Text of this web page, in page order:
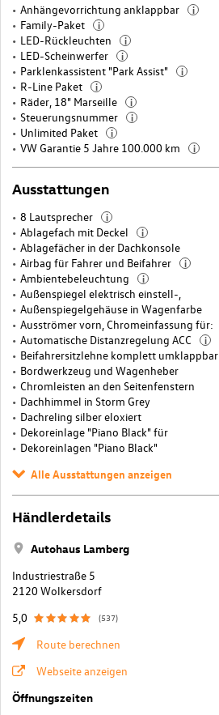
Anhängevorrichtung anklappbar i
Family-Paket i
LED-Rückleuchten i
LED-Scheinwerfer i
Parklenkassistent "Park Assist" i
R-Line Paket i
Räder, 18" Marseille i
Steuerungsnummer i
Unlimited Paket i
VW Garantie 5 Jahre 100.000 km i
Ausstattungen
8 Lautsprecher i
Ablagefach mit Deckel i
Ablagefächer in der Dachkonsole
Airbag für Fahrer und Beifahrer
i
Ambientebeleuchtung i
Außenspiegel elektrisch einstell-,
Außenspiegelgehäuse in Wagenfarbe
Ausströmer vorn, Chromeinfassung für:
Automatische Distanzregelung ACC
i
Beifahrersitzlehne komplett umklappbar
Bordwerkzeug und Wagenheber
Chromleisten an den Seitenfenstern
Dachhimmel in Storm Grey
Dachreling silber eloxiert
Dekoreinlage "Piano Black" für
Dekoreinlagen "Piano Black"
Alle Ausstattungen anzeigen
Händlerdetails
Autohaus Lamberg
Industriestraße 5
2120 Wolkersdorf
5,0
(537)
Route berechnen
Webseite anzeigen
Öffnungszeiten